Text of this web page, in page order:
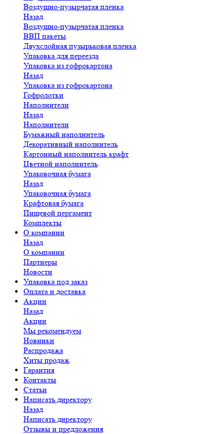
Воздушно-пузырчатая пленка
Назад
Воздушно-пузырчатая пленка
ВВП пакеты
Двухслойная пузырьковая пленка
Упаковка для переезда
Упаковка из гофрокартона
Назад
Упаковка из гофрокартона
Гофролотки
Наполнители
Назад
Наполнители
Бумажный наполнитель
Декоративный наполнитель
Картонный наполнитель крафт
Цветной наполнитель
Упаковочная бумага
Назад
Упаковочная бумага
Крафтовая бумага
Пищевой пергамент
Комплекты
О компании
Назад
О компании
Партнеры
Новости
Упаковка под заказ
Оплата и доставка
Акции
Назад
Акции
Мы рекомендуем
Новинки
Распродажа
Хиты продаж
Гарантия
Контакты
Статьи
Написать директору
Назад
Написать директору
Отзывы и предложения